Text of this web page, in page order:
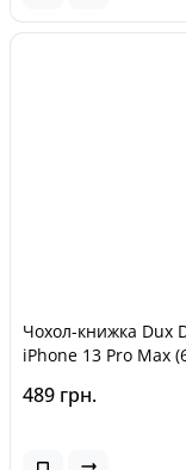
Чохол-книжка Dux
iPhone 13 Pro Max
489 грн.